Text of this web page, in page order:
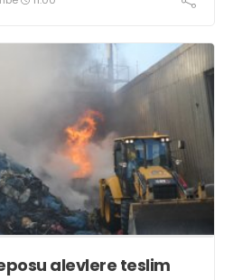
alevlere teslim